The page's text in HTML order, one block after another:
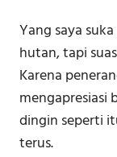
Yang saya
hutan, tapi
Karena
mengapresiasi
dingin seperti
terus.